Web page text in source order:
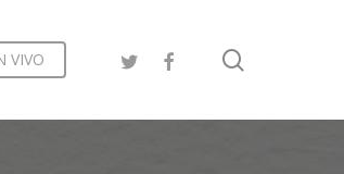
VIVO